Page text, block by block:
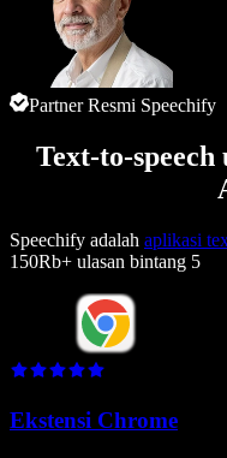
Partner Resmi Speechify
Text-to-
Speechify adalah aplikasi
150Rb+ ulasan bintang 5
Ekstensi Chrome